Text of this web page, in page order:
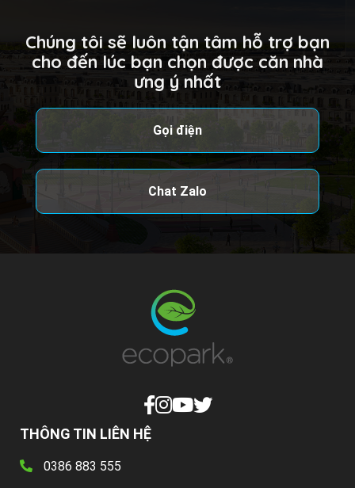
Chúng tôi sẽ luôn tận tâm hỗ trợ bạn
cho đến lúc bạn chọn được căn nhà
ưng ý nhất
Gọi điện
Chat Zalo
THÔNG TIN LIÊN HỆ
0386 883 555